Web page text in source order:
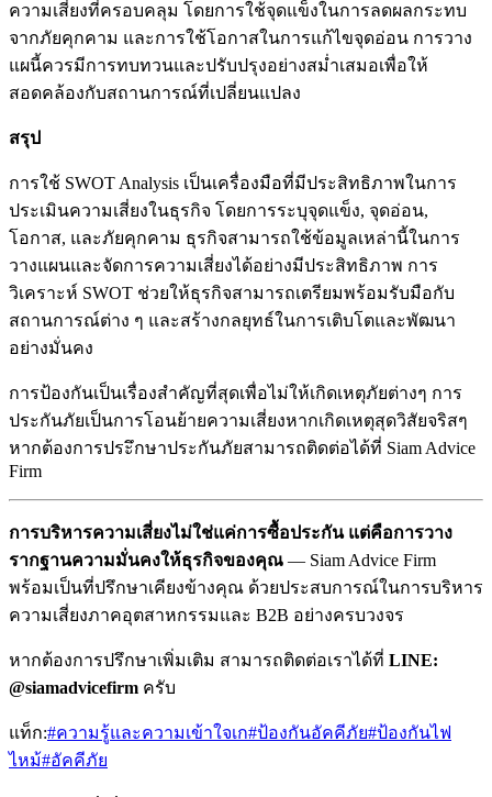
ความเสี่ยงที่ครอบคลุม โดยการใช้จุดแข็งในการลดผลกระทบ
จากภัยคุกคาม และการใช้โอกาสในการแก้ไขจุดอ่อน การวาง
แผนี้ควรมีการทบทวนและปรับปรุงอย่างสม่ำเสมอเพื่อให้
สอดคล้องกับสถานการณ์ที่เปลี่ยนแปลง
สรุป
การใช้ SWOT Analysis เป็นเครื่องมือที่มีประสิทธิภาพในการ
ประเมินความเสี่ยงในธุรกิจ โดยการระบุจุดแข็ง, จุดอ่อน,
โอกาส, และภัยคุกคาม ธุรกิจสามารถใช้ข้อมูลเหล่านี้ในการ
วางแผนและจัดการความเสี่ยงได้อย่างมีประสิทธิภาพ การ
วิเคราะห์ SWOT ช่วยให้ธุรกิจสามารถเตรียมพร้อมรับมือกับ
สถานการณ์ต่าง ๆ และสร้างกลยุทธ์ในการเติบโตและพัฒนา
อย่างมั่นคง
การป้องกันเป็นเรื่องสำคัญที่สุดเพื่อไม่ให้เกิดเหตุภัยต่างๆ การ
ประกันภัยเป็นการโอนย้ายความเสี่ยงหากเกิดเหตุสุดวิสัยจริสๆ
หากต้องการประึกษาประกันภัยสามารถติดต่อได้ที่ Siam Advice
Firm
การบริหารความเสี่ยงไม่ใช่แค่การซื้อประกัน แต่คือการวาง
รากฐานความมั่นคงให้ธุรกิจของคุณ — Siam Advice Firm
พร้อมเป็นที่ปรึกษาเคียงข้างคุณ ด้วยประสบการณ์ในการบริหาร
ความเสี่ยงภาคอุตสาหกรรมและ B2B อย่างครบวงจร
หากต้องการปรึกษาเพิ่มเติม สามารถติดต่อเราได้ที่ LINE:
@siamadvicefirm ครับ
แท็ก:#ความรู้และความเข้าใจเก#ป้องกันอัคคีภัย#ป้องกันไฟ
ไหม้#อัคคีภัย